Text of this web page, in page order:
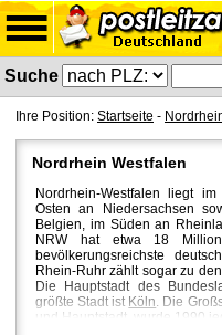
Suche
Ihre Position: Startseite -
Nordrhein Westfalen
Nordrhein-Westfalen liegt
Osten an Niedersachsen
Belgien, im Süden an
NRW hat etwa 18
bevölkerungsreichste
Rhein-Ruhr zählt sogar zu
Die Hauptstadt des
größte Stadt ist Köln. Die
und Hauptstadt, wurde 1990